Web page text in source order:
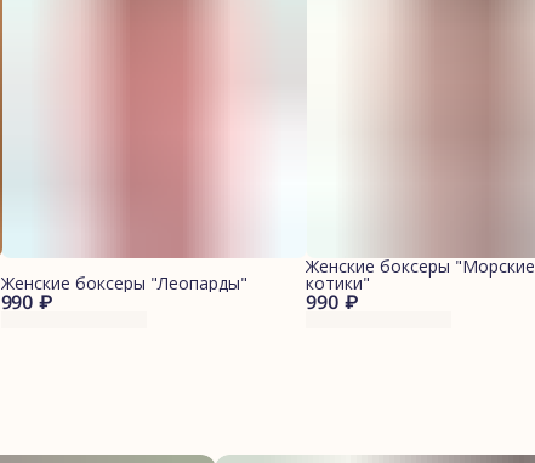
990 ₽
Женские боксеры "Леопарды"
990 ₽
Женские боксеры "Морские
котики"